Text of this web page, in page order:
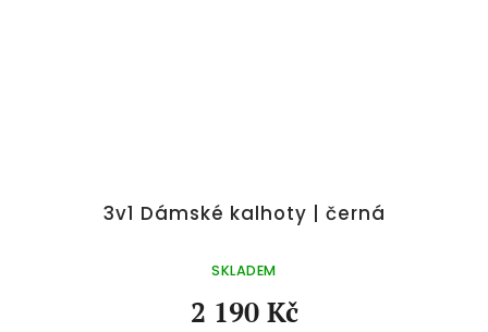
3v1 Dámské kalhoty | černá
SKLADEM
2 190 Kč